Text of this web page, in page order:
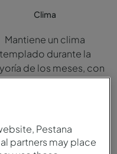
Clima
Mantiene un clima
templado durante la
de los meses, con
inviernos lluviosos y
Pestana
partners may place